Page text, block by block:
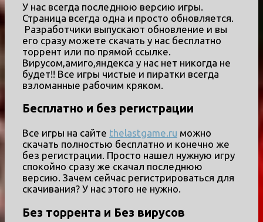
У нас всегда последнюю версию игры.
Страница всегда одна и просто обновляется.
Разработчики выпускают обновление и вы
его сразу можете скачать у нас бесплатно
торрент или по прямой ссылке.
Вирусом,амиго,яндекса у нас нет никогда не
будет!! Все игры чистые и пиратки всегда
взломанные рабочим кряком.
Бесплатно и без регистрации
Все игры на сайте thelastgame.ru можно
скачать полностью бесплатно и конечно же
без регистрации. Просто нашел нужную игру
спокойно сразу же скачал последнюю
версию. Зачем сейчас регистрироваться для
скачивания? У нас этого не нужно.
Без торрента и Без вирусов